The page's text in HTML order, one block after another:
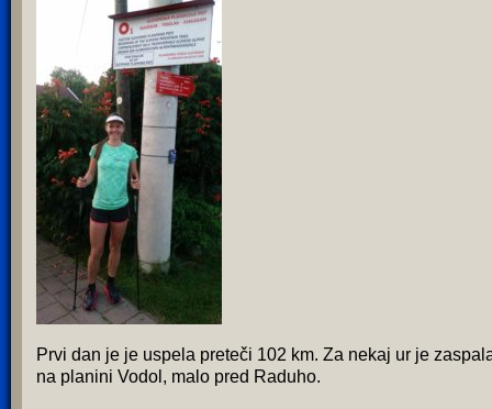
Prvi dan je je uspela preteči 102 km. Za nekaj ur je
na planini Vodol, malo pred Raduho.